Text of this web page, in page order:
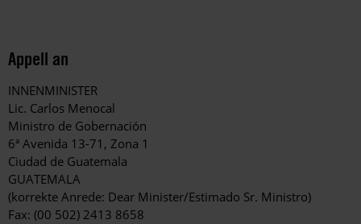
Appell an
INNENMINISTER
Lic. Carlos Menocal
Ministro de Gobernación
6ª Avenida 13-71, Zona 1
Ciudad de Guatemala
GUATEMALA
(korrekte Anrede: Dear Minister/Estimado Sr. Ministro)
Fax: (00 502) 2413 8658